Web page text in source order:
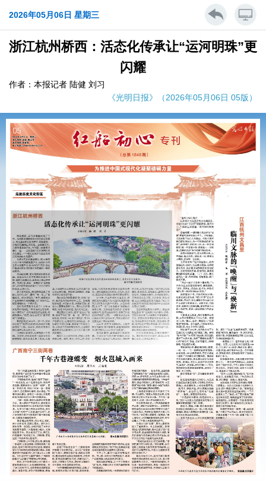
2026年05月06日 星期三
浙江杭州桥西：活态化传承让“运河明珠”更
闪耀
作者：本报记者 陆健 刘习
《光明日报》（2026年05月06日 05版）